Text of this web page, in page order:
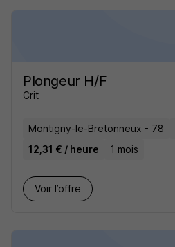
Plongeur H/F
Crit
Montigny-le-Bretonneux - 78
12,31 € / heure
1 mois
Voir l’offre